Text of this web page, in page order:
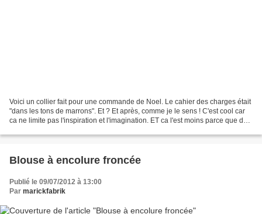
Voici un collier fait pour une commande de Noel. Le cahier des charges était
"dans les tons de marrons". Et ? Et après, comme je le sens ! C'est cool car
ca ne limite pas l'inspiration et l'imagination. ET ca l'est moins parce que du
Blouse à encolure froncée
Publié le 09/07/2012 à 13:00
Par marickfabrik